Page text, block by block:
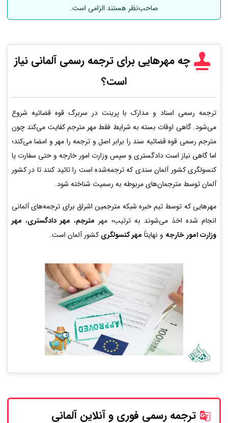
صاحب‌نظر هستند الزامی است.
چه مهرهایی برای ترجمه رسمیآلمانی نیاز
است؟
ترجمه رسمی اسناد و مدارک با پرینت در سربرگ قوه قضائیه شروع
می‌شود. گاهی اوقات بسته به شرایط فقط مهر مترجم کفایت می‌کند چون
مترجم رسمی قوه قضائیه سند را برابر اصل و ترجمه را مهر و امضا می‌کند؛
اما گاهی نیاز است دادگستری و سپس وزارت امور خارجه و حتی سفارت یا
کنسولگری کشور آلمان سندی که ترجمه‌شده است را تائید کنند تا در کشور
آلمان توسط مترجمان‌های مربوطه به رسمیت شناخته شود.
مهرهایی که توسط تیم خبره شبکه مترجمین اشراق برای ترجمه‌های آلمانی
انجام شده اخذ می‌شوند به ترتیب؛ مهر مترجم، مهر دادگستری، مهر
وزارت امور خارجه و نهایتاً مهر کنسولگری کشور آلمان است.
ترجمه رسمی فوری و آنلاینآلمانی